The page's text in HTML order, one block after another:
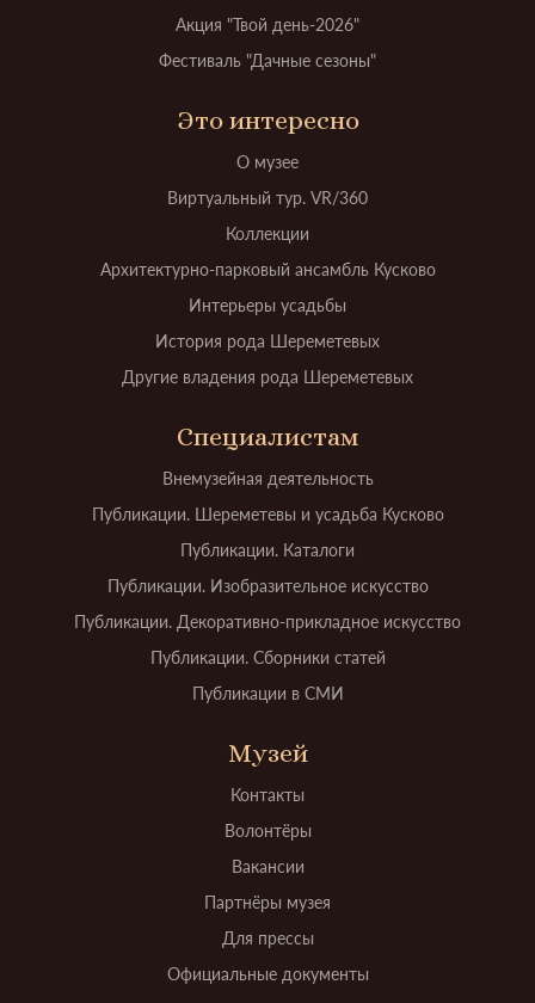
Акция "Твой день-2026"
Фестиваль "Дачные сезоны"
Это интересно
О музее
Виртуальный тур. VR/360
Коллекции
Архитектурно-парковый ансамбль Кусково
Интерьеры усадьбы
История рода Шереметевых
Другие владения рода Шереметевых
Специалистам
Внемузейная деятельность
Публикации. Шереметевы и усадьба Кусково
Публикации. Каталоги
Публикации. Изобразительное искусство
Публикации. Декоративно-прикладное искусство
Публикации. Сборники статей
Публикации в СМИ
Музей
Контакты
Волонтёры
Вакансии
Партнёры музея
Для прессы
Официальные документы